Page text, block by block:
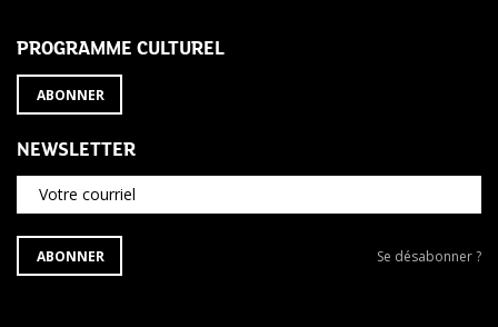
PROGRAMME CULTUREL
ABONNER
NEWSLETTER
Votre courriel
S'ABONNER
À
ABONNER
Se
Se désabonner ?